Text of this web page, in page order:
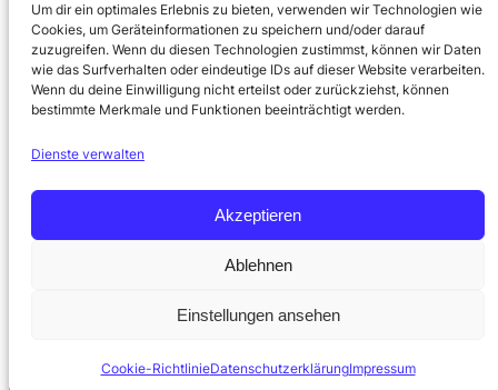
Um dir ein optimales Erlebnis zu bieten, verwenden wir Technologien wie
Cookies, um Geräteinformationen zu speichern und/oder darauf
zuzugreifen. Wenn du diesen Technologien zustimmst, können wir Daten
wie das Surfverhalten oder eindeutige IDs auf dieser Website verarbeiten.
Wenn du deine Einwilligung nicht erteilst oder zurückziehst, können
bestimmte Merkmale und Funktionen beeinträchtigt werden.
Dienste verwalten
Akzeptieren
Ablehnen
Einstellungen ansehen
Cookie-RichtlinieDatenschutzerklärungImpressum
Rechtliches
Datenschutzerklärung
Cookie-Richtlinie